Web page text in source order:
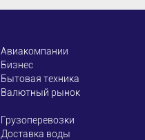
Авиакомпании
Бизнес
Бытовая техника
Валютный рынок
Грузоперевозки
Доставка воды